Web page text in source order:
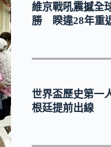
維京戰吼震撼全
勝 睽違28年重
世界盃歷史第一
根廷提前出線